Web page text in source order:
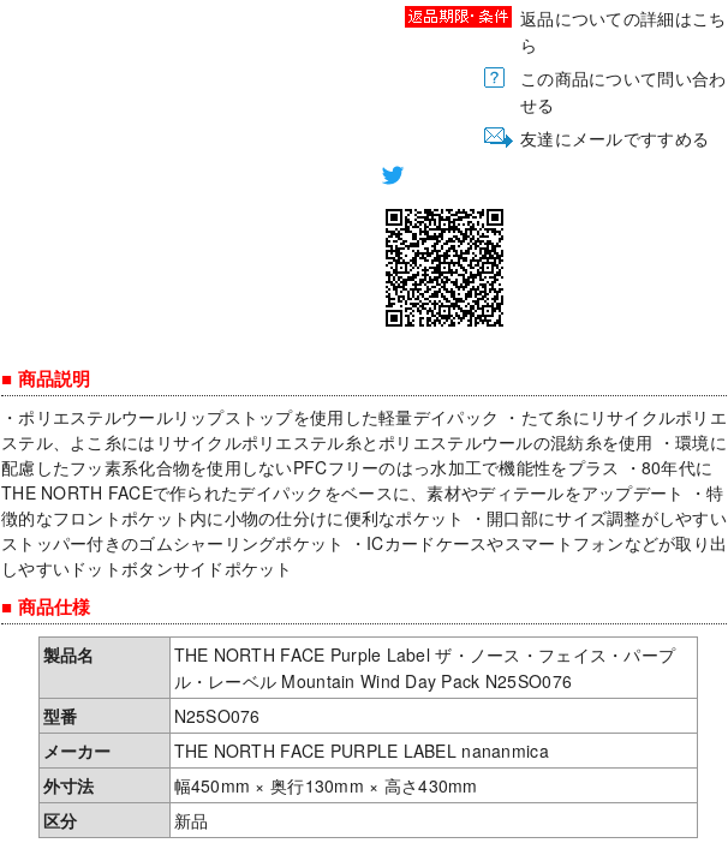
返品についての詳細はこち
ら
この商品について問い合わ
せる
友達にメールですすめる
■ 商品説明
・ポリエステルウールリップストップを使用した軽量デイパック ・たて糸にリサイクルポリエ
ステル、よこ糸にはリサイクルポリエステル糸とポリエステルウールの混紡糸を使用 ・環境に
配慮したフッ素系化合物を使用しないPFCフリーのはっ水加工で機能性をプラス ・80年代に
THE NORTH FACEで作られたデイパックをベースに、素材やディテールをアップデート ・特
徴的なフロントポケット内に小物の仕分けに便利なポケット ・開口部にサイズ調整がしやすい
ストッパー付きのゴムシャーリングポケット ・ICカードケースやスマートフォンなどが取り出
しやすいドットボタンサイドポケット
■ 商品仕様
製品名
THE NORTH FACE Purple Label ザ・ノース・フェイス・パープ
ル・レーベル Mountain Wind Day Pack N25SO076
型番
N25SO076
メーカー
THE NORTH FACE PURPLE LABEL nananmica
外寸法
幅450mm × 奥行130mm × 高さ430mm
区分
新品